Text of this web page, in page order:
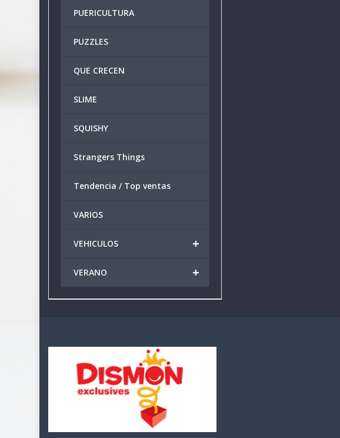
PUERICULTURA
PUZZLES
QUE CRECEN
SLIME
SQUISHY
Strangers Things
Tendencia / Top ventas
VARIOS
+
VEHICULOS
+
VERANO